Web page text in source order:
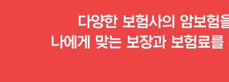
다양한 보험사의 암보험
나에게 맞는 보장과 보험료